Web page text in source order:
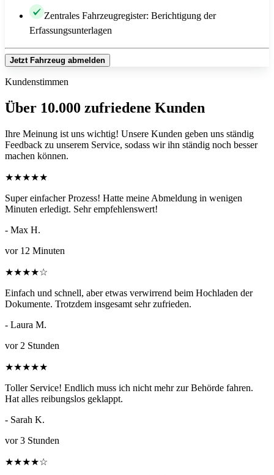
Zentrales Fahrzeugregister: Berichtigung der
Erfassungsunterlagen
Jetzt Fahrzeug abmelden
Kundenstimmen
Über 10.000 zufriedene Kunden
Ihre Meinung ist uns wichtig! Unsere Kunden geben uns ständig
Feedback zu unserem Service, sodass wir ihn ständig noch besser
machen können.
★★★★★
Super einfacher Prozess! Hatte meine Abmeldung in wenigen
Minuten erledigt. Sehr empfehlenswert!
- Max H.
vor 12 Minuten
★★★★☆
Einfach und schnell, aber etwas verwirrend beim Hochladen der
Dokumente. Trotzdem insgesamt sehr zufrieden.
- Laura M.
vor 2 Stunden
★★★★★
Toller Service! Endlich muss ich nicht mehr zur Behörde fahren.
Hat alles reibungslos geklappt.
- Sarah K.
vor 3 Stunden
★★★★☆